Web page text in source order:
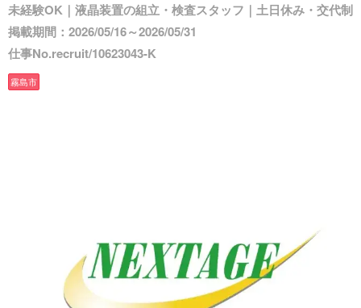
未経験OK｜液晶装置の組立・検査スタッフ｜土日休み・交代制
掲載期間：2026/05/16～2026/05/31
仕事No.recruit/10623043-K
霧島市